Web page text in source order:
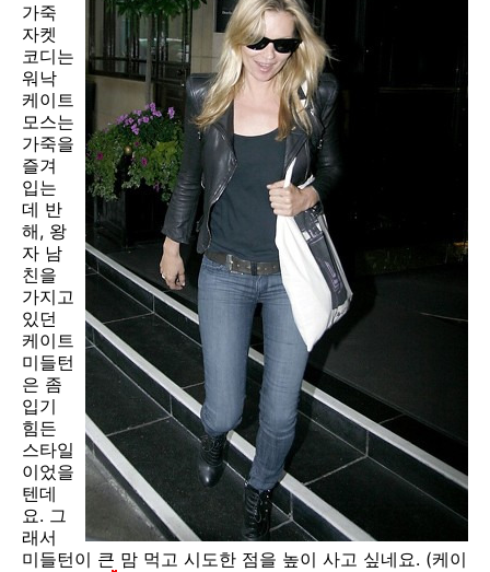
가죽
자켓
코디는
워낙
케이트
모스는
가죽을
즐겨
입는
데 반
해, 왕
자 남
친을
가지고
있던
케이트
미들턴
은 좀
입기
힘든
스타일
이었을
텐데
요. 그
래서
미들턴이 큰 맘 먹고 시도한 점을 높이 사고 싶네요. (케이